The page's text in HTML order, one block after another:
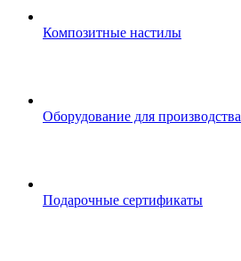
Композитные настилы
Оборудование для производства
Подарочные сертификаты